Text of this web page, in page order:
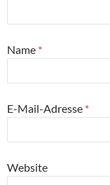
Name *
E-Mail-Adresse *
Website